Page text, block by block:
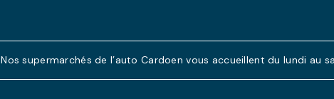
Nos supermarchés de l’auto Cardoen vous accueillent du lundi au